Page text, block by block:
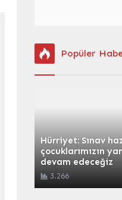
Popüler
Hürriyet: Sınav
çocuklarımızın
devam edeceğiz
3.266